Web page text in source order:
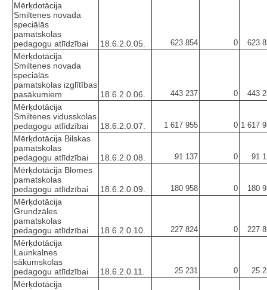
Mērķdotācija
Smiltenes novada
speciālās
pamatskolas
pedagogu atlīdzībai
18.6.2.0.05. 623 854 0 623
Mērķdotācija
Smiltenes novada
speciālās
pamatskolas izglītības
pasākumiem
18.6.2.0.06. 443 237 0 443
Mērķdotācija
Smiltenes vidusskolas
pedagogu atlīdzībai
18.6.2.0.07. 1 617 955 0 1 617
Mērķdotācija Bilskas
pamatskolas
pedagogu atlīdzībai
18.6.2.0.08. 91 137 0 91
Mērķdotācija Blomes
pamatskolas
pedagogu atlīdzībai
18.6.2.0.09. 180 958 0 180
Mērķdotācija
Grundzāles
pamatskolas
pedagogu atlīdzībai
18.6.2.0.10. 227 824 0 227
Mērķdotācija
Launkalnes
sākumskolas
pedagogu atlīdzībai
18.6.2.0.11. 25 231 0 25
Mērķdotācija